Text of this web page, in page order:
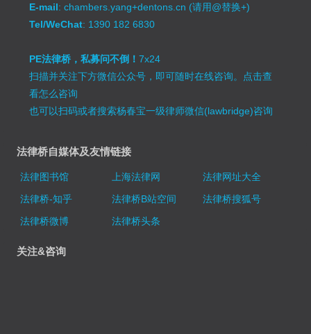
E-mail: chambers.yang+dentons.cn (请用@替换+)
Tel/WeChat: 1390 182 6830
PE法律桥，私募问不倒！7x24
扫描并关注下方微信公众号，即可随时在线咨询。 点击查
看怎么咨询
也可以扫码或者搜索杨春宝一级律师微信(lawbridge)咨询
法律桥自媒体及友情链接
法律图书馆 上海法律网
法律网址大全
法律桥-知乎
法律桥B站空间
法律桥搜狐号
法律桥微博
法律桥头条
关注&咨询